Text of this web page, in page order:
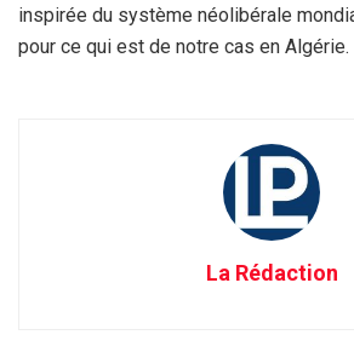
inspirée du système néolibérale
pour ce qui est de notre cas en Algérie.
La Rédaction